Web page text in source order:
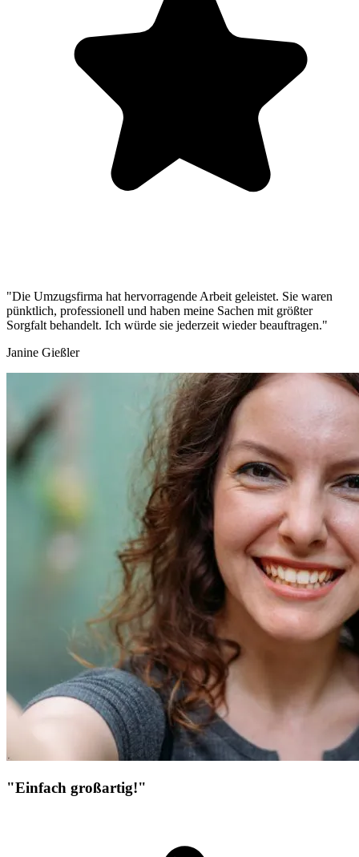
"Die Umzugsfirma hat hervorragende Arbeit geleistet. Sie waren
pünktlich, professionell und haben meine Sachen mit größter
Sorgfalt behandelt. Ich würde sie jederzeit wieder beauftragen."
Janine Gießler
"Einfach großartig!"